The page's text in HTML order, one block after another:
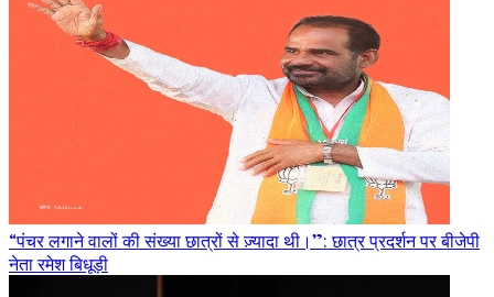
“पंचर लगाने वालों की संख्या छात्रों से ज़्यादा थी।”: छात्र प्रदर्शन पर बीजेपी
नेता रमेश बिधूड़ी